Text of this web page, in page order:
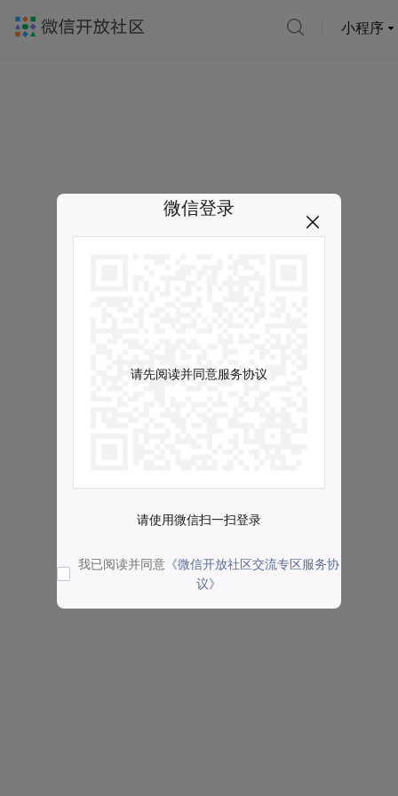
小程序
微信登录
请先阅读并同意服务协议
请使用微信扫一扫登录
我已阅读并同意 《微信开放社区交流专区服务协
议》